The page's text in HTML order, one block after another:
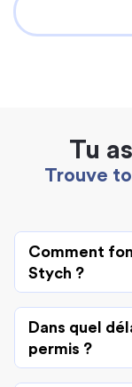
Tu
Trouve
Comment
Stych ?
Dans quel
permis ?